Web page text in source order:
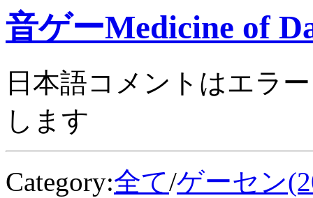
音ゲーMedicine of
日本語コメントはエラ
します
Category:全て/ゲーセン